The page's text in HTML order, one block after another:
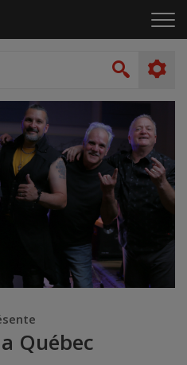
le
Québec